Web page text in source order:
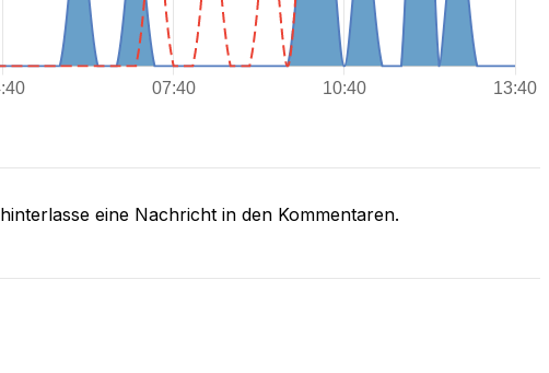
hinterlasse eine Nachricht in den Kommentaren.